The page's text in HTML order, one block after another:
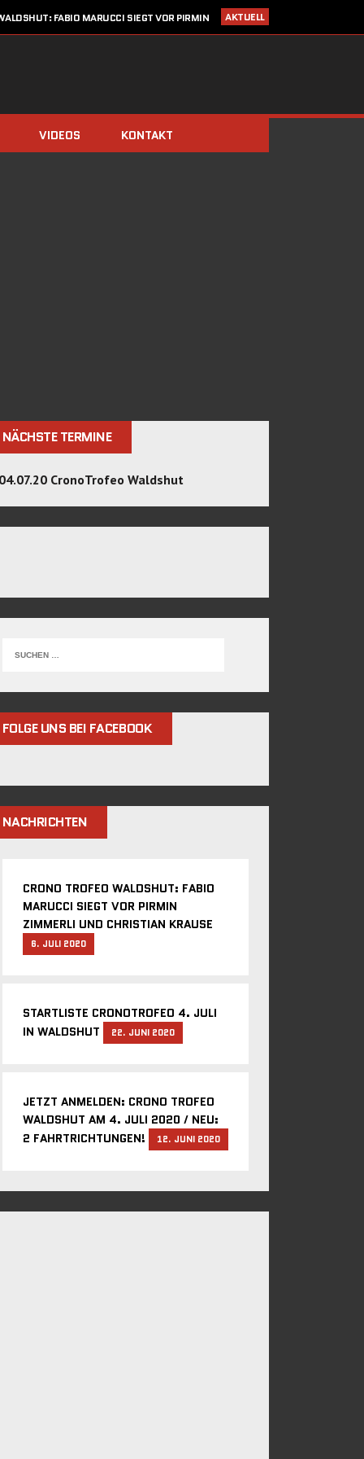
AKTUELL
FABIO MARUCCI SIEGT VOR PIRMIN
(ZIMMERLI/BERGER) UND DOMINIK STÖCKS DIE
BIATHLON-CHAMPIONS 2019
VIDEOS KONTAKT
NÄCHSTE TERMINE
04.07.20 CronoTrofeo Waldshut
FOLGE UNS BEI FACEBOOK
NACHRICHTEN
CRONO TROFEO WALDSHUT: FABIO
MARUCCI SIEGT VOR PIRMIN
ZIMMERLI UND CHRISTIAN KRAUSE
6. JULI 2020
STARTLISTE CRONOTROFEO 4. JULI
IN WALDSHUT
22. JUNI 2020
JETZT ANMELDEN: CRONO TROFEO
WALDSHUT AM 4. JULI 2020 / NEU:
2 FAHRTRICHTUNGEN!
12. JUNI 2020